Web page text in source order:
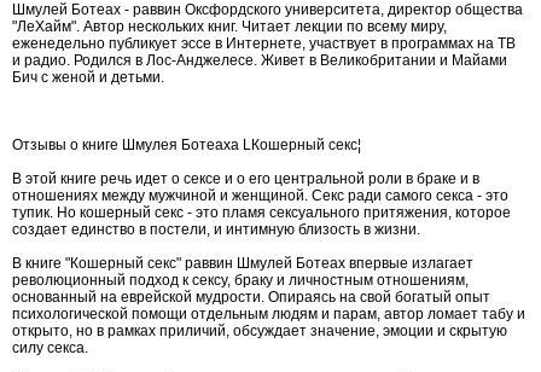
Шмулей Ботеах - раввин Оксфордского университета, директор общества
"ЛеХайм". Автор нескольких книг. Читает лекции по всему миру,
еженедельно публикует эссе в Интернете, участвует в программах на ТВ
и радио. Родился в Лос-Анджелесе. Живет в Великобритании и Майами
Бич с женой и детьми.
Отзывы о книге Шмулея Ботеаха LКошерный секс¦
В этой книге речь идет о сексе и о его центральной роли в браке и в
отношениях между мужчиной и женщиной. Секс ради самого секса - это
тупик. Но кошерный секс - это пламя сексуального притяжения, которое
создает единство в постели, и интимную близость в жизни.
В книге "Кошерный секс" раввин Шмулей Ботеах впервые излагает
революционный подход к сексу, браку и личностным отношениям,
основанный на еврейской мудрости. Опираясь на свой богатый опыт
психологической помощи отдельным людям и парам, автор ломает табу и
открыто, но в рамках приличий, обсуждает значение, эмоции и скрытую
силу секса.